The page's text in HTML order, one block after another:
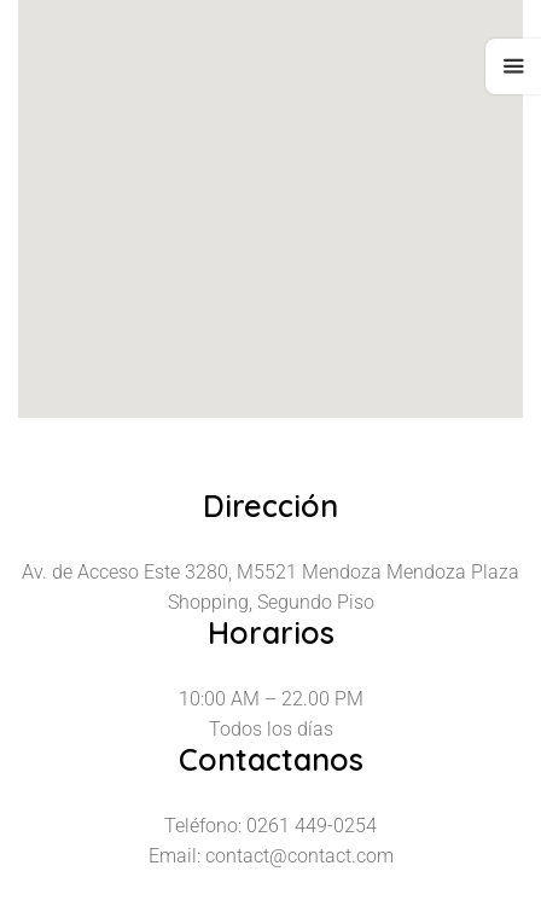
Dirección
Av. de Acceso Este 3280, M5521 Mendoza Mendoza Plaza
Shopping, Segundo Piso
Horarios
10:00 AM – 22.00 PM
Todos los días
Contactanos
Teléfono: 0261 449-0254
Email: contact@contact.com